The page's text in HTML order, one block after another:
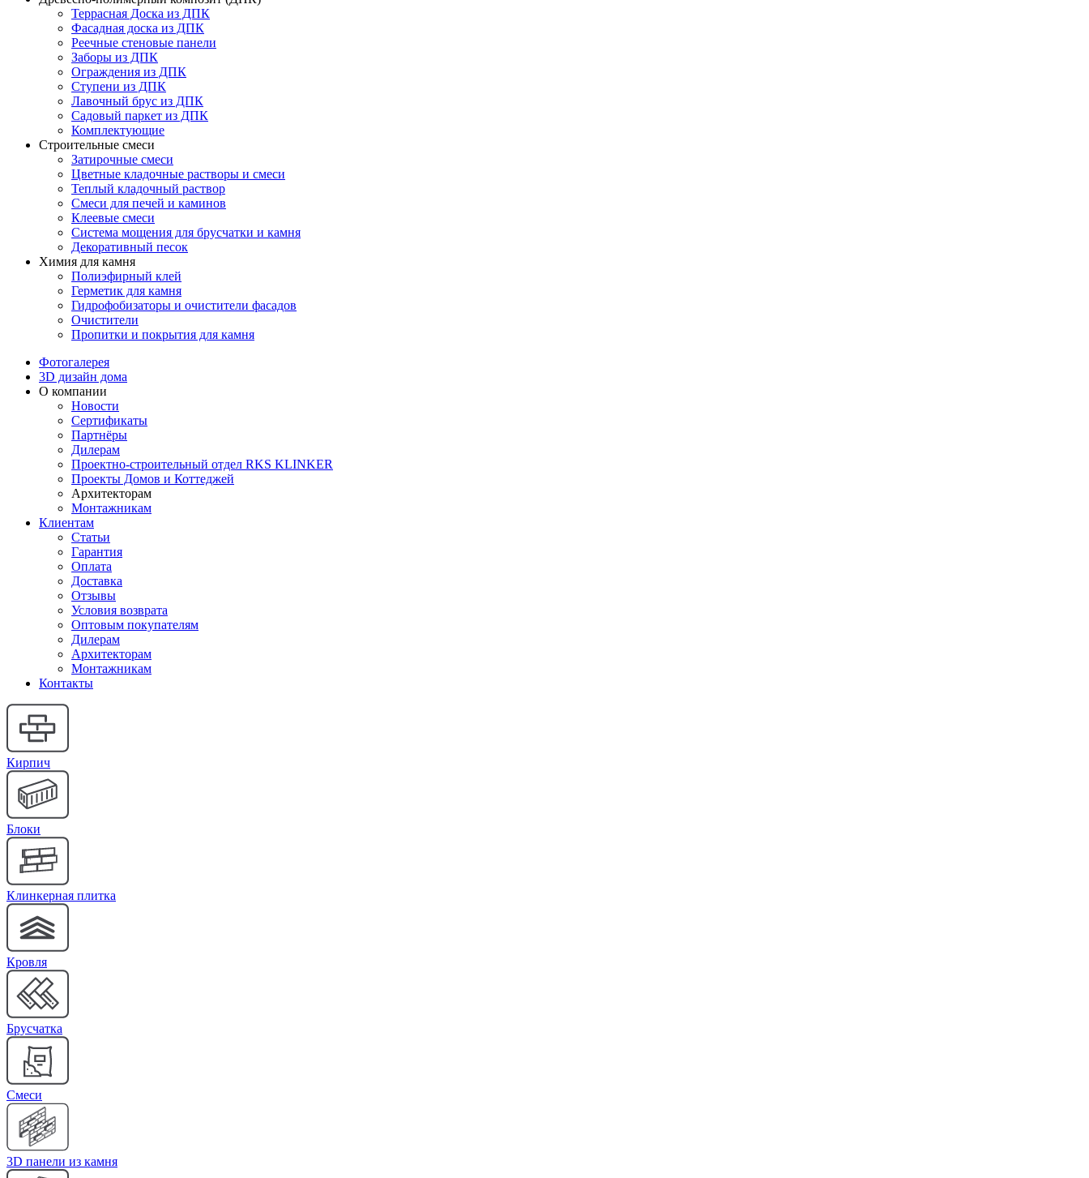
Террасная Доска из ДПК
Фасадная доска из ДПК
Реечные стеновые панели
Заборы из ДПК
Ограждения из ДПК
Ступени из ДПК
Лавочный брус из ДПК
Садовый паркет из ДПК
Комплектующие
Строительные смеси
Затирочные смеси
Цветные кладочные растворы и смеси
Теплый кладочный раствор
Смеси для печей и каминов
Клеевые смеси
Система мощения для брусчатки и камня
Декоративный песок
Химия для камня
Полиэфирный клей
Герметик для камня
Гидрофобизаторы и очистители фасадов
Очистители
Пропитки и покрытия для камня
Фотогалерея
3D дизайн дома
О компании
Новости
Сертификаты
Партнёры
Дилерам
Проектно-строительный отдел RKS KLINKER
Проекты Домов и Коттеджей
Архитекторам
Монтажникам
Клиентам
Статьи
Гарантия
Оплата
Доставка
Отзывы
Условия возврата
Оптовым покупателям
Дилерам
Архитекторам
Монтажникам
Контакты
Кирпич
Блоки
Клинкерная плитка
Кровля
Брусчатка
Cмеси
3D панели из камня